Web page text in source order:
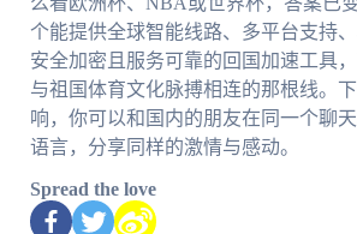
个能提供全球智能线路、多平台支持、
安全加密且服务可靠的回国加速工具
与祖国体育文化脉搏相连的那根线。
响，你可以和国内的朋友在同一个聊
语言，分享同样的激情与感动。
Spread the love